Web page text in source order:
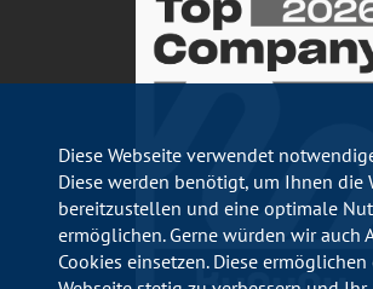
Diese Webseite verwendet
Diese werden benötigt, um Ihnen die
bereitzustellen und eine optimale
ermöglichen. Gerne würden wir auch
Cookies einsetzen. Diese